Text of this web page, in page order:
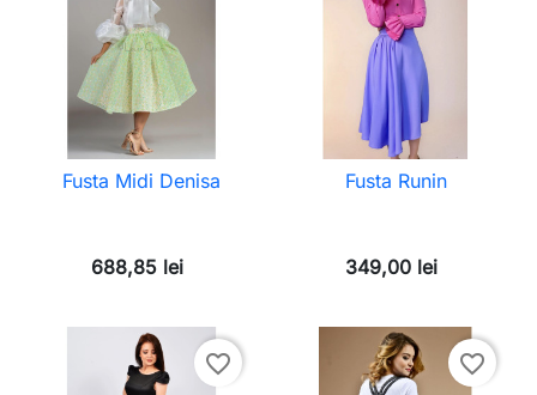
Fusta Midi Denisa
688,85 lei
Fusta Runin
349,00 lei
favorite_border favorite_border